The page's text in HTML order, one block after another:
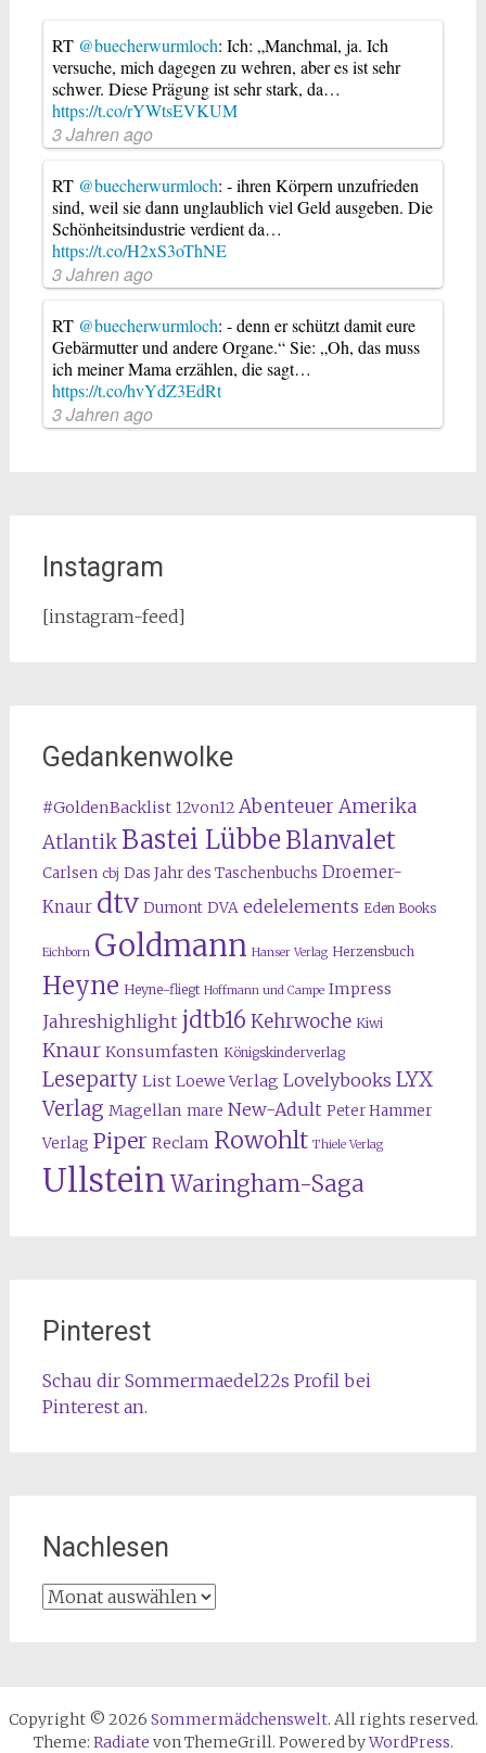
RT @buecherwurmloch: Ich: „Manchmal, ja. Ich
versuche, mich dagegen zu wehren, aber es ist sehr
schwer. Diese Prägung ist sehr stark, da…
https://t.co/rYWtsEVKUM
3 Jahren ago
RT @buecherwurmloch: - ihren Körpern unzufrieden
sind, weil sie dann unglaublich viel Geld ausgeben. Die
Schönheitsindustrie verdient da…
https://t.co/H2xS3oThNE
3 Jahren ago
RT @buecherwurmloch: - denn er schützt damit eure
Gebärmutter und andere Organe.“ Sie: „Oh, das muss
ich meiner Mama erzählen, die sagt…
https://t.co/hvYdZ3EdRt
3 Jahren ago
Instagram
[instagram-feed]
Gedankenwolke
#GoldenBacklist 12von12 Abenteuer Amerika
Atlantik Bastei LübbeBlanvalet
Carlsen cbj Das Jahr des Taschenbuchs Droemer-
Knaur dtv Dumont DVA edelelements Eden Books
Eichborn Goldmann Hanser Verlag Herzensbuch
Heyne Heyne-fliegt Hoffmann und Campe Impress
Jahreshighlight jdtb16 Kehrwoche Kiwi
Knaur Konsumfasten Königskinderverlag
Leseparty List Loewe Verlag Lovelybooks LYX
Verlag Magellan mare New-Adult Peter Hammer
Verlag Piper Reclam Rowohlt Thiele Verlag
UllsteinWaringham-Saga
Pinterest
Schau dir Sommermaedel22s Profil bei
Pinterest an.
Nachlesen
Nachlesen
Copyright © 2026 Sommermädchenswelt. All rights reserved.
Theme: Radiate von ThemeGrill. Powered byWordPress.